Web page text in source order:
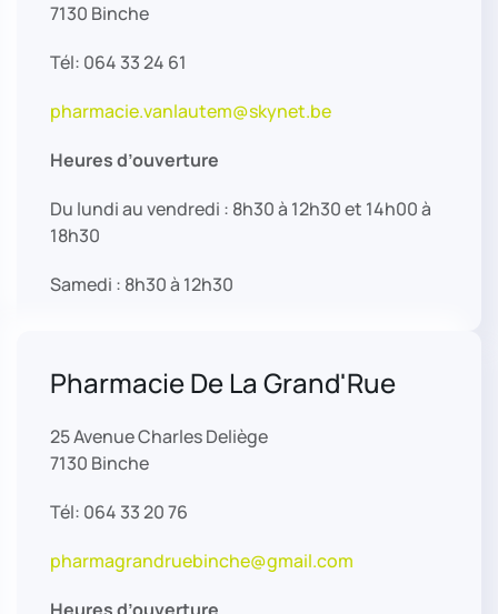
7130 Binche
Tél: 064 33 24 61
pharmacie.vanlautem@skynet.be
Heures d’ouverture
Du lundi au vendredi : 8h30 à 12h30 et 14h00 à
18h30
Samedi : 8h30 à 12h30
Pharmacie De La Grand'Rue
25 Avenue Charles Deliège
7130 Binche
Tél: 064 33 20 76
pharmagrandruebinche@gmail.com